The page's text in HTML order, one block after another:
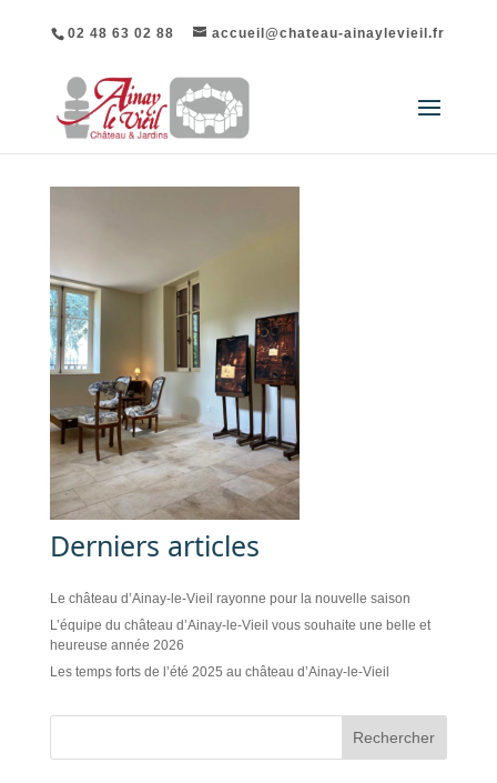
02 48 63 02 88 accueil@chateau-ainaylevieil.fr
Derniers articles
Le château d’Ainay-le-Vieil rayonne pour la nouvelle saison
L’équipe du château d’Ainay-le-Vieil vous souhaite une belle et
heureuse année 2026
Les temps forts de l’été 2025 au château d’Ainay-le-Vieil